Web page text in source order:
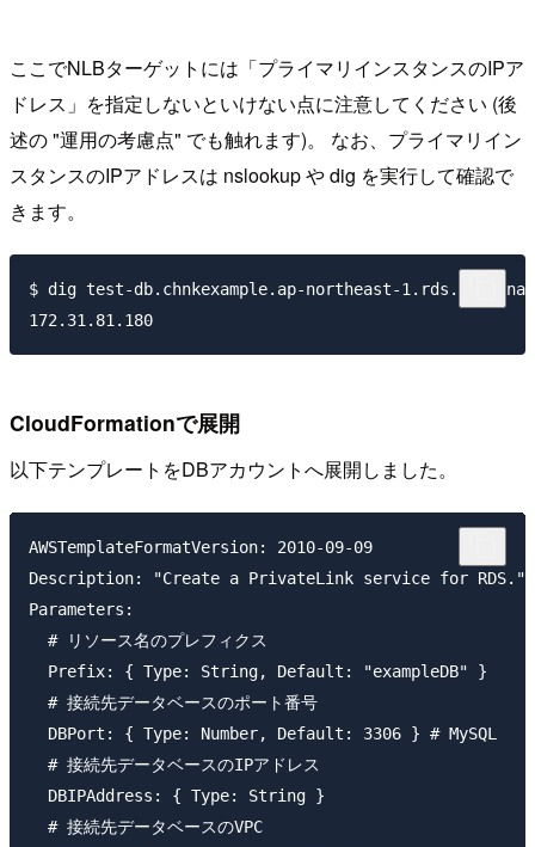
ここでNLBターゲットには「プライマリインスタンスのIPア
ドレス」を指定しないといけない点に注意してください (後
述の "運用の考慮点" でも触れます)。 なお、プライマリイン
スタンスのIPアドレスは nslookup や dig を実行して確認で
きます。
$ dig test-db.chnkexample.ap-northeast-
CloudFormationで展開
以下テンプレートをDBアカウントへ展開しました。
AWSTemplateFormatVersion: 2010-09-09
Description: "Create a PrivateLink service for RDS."
Parameters:
  # リソース名のプレフィクス
  Prefix: { Type: String, Default: "exampleDB" }
  # 接続先データベースのポート番号
  DBPort: { Type: Number, Default: 3306 } # MySQL
  # 接続先データベースのIPアドレス
  DBIPAddress: { Type: String }
  # 接続先データベースのVPC